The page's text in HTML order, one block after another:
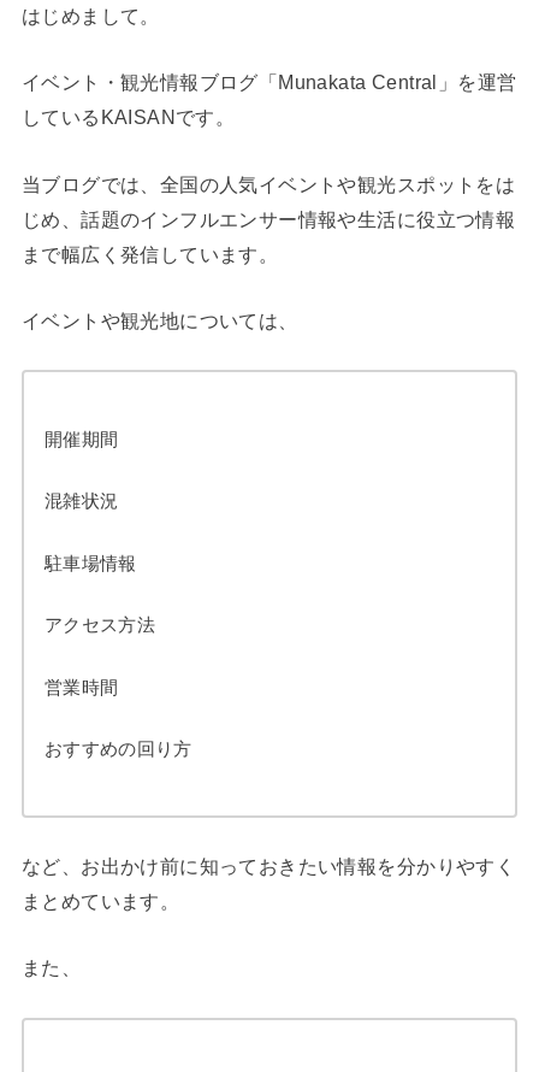
はじめまして。
イベント・観光情報ブログ「Munakata Central」を運営
しているKAISANです。
当ブログでは、全国の人気イベントや観光スポットをは
じめ、話題のインフルエンサー情報や生活に役立つ情報
まで幅広く発信しています。
イベントや観光地については、
開催期間
混雑状況
駐車場情報
アクセス方法
営業時間
おすすめの回り方
など、お出かけ前に知っておきたい情報を分かりやすく
まとめています。
また、